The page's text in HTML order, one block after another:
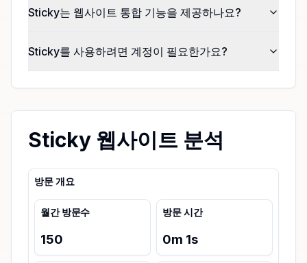
Sticky는 웹사이트 통합 기능을 제공하나요?
Sticky를 사용하려면 계정이 필요한가요?
Sticky 웹사이트 분석
방문 개요
월간 방문수
150
방문 시간
0m 1s